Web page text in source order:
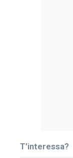
T’interessa?